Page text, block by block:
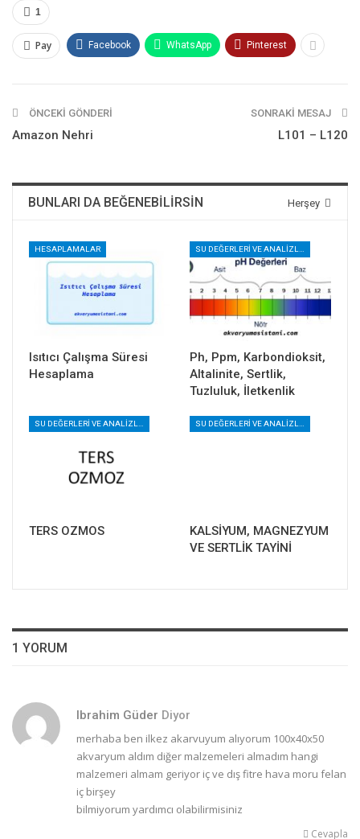
1
Pay Facebook WhatsApp Pinterest
ÖNCEKI GÖNDERI
Amazon Nehri
SONRAKI MESAJ
L101 – L120
Herşey
BUNLARI DA BEĞENEBILIRSIN
HESAPLAMALAR
Isıtıcı Çalışma Süresi
Hesaplama
SU DEĞERLERI VE ANALIZLERI
Ph, Ppm, Karbondioksit,
Altalinite, Sertlik,
Tuzluluk, İletkenlik
TERS OZMOS
KALSİYUM, MAGNEZYUM
VE SERTLİK TAYİNİ
1 YORUM
Ibrahim Güder Diyor
merhaba ben ilkez akarvuyum alıyorum 100x40x50
akvaryum aldım diğer malzemeleri almadım hangi
malzemeri almam geriyor iç ve dış fitre hava moru felan
iç birşey
bilmiyorum yardımcı olabilirmisiniz
Cevapla